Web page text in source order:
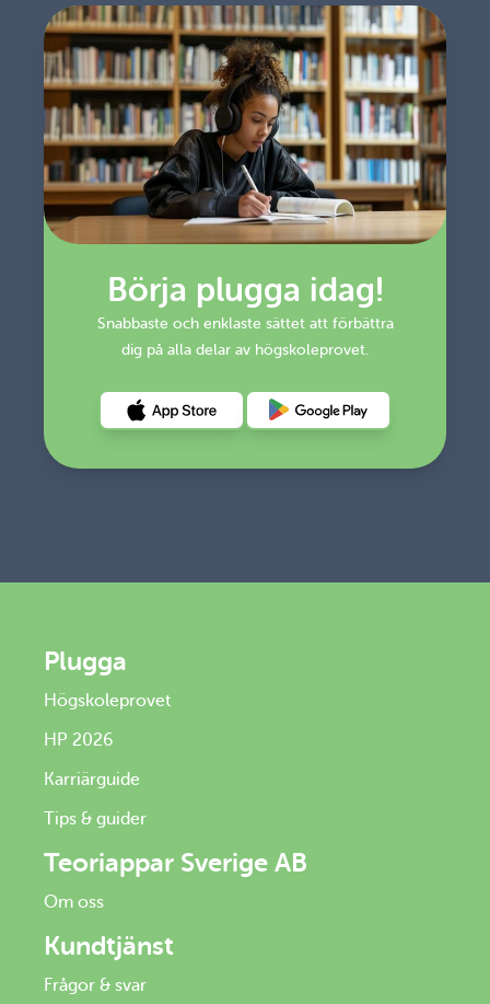
Börja plugga idag!
Snabbaste och enklaste sättet att förbättra
dig på alla delar av högskoleprovet.
Hämta det på Appstore Hämta det på Google Play
Plugga
Högskoleprovet
HP 2026
Karriärguide
Tips & guider
Teoriappar Sverige AB
Om oss
Kundtjänst
Frågor & svar